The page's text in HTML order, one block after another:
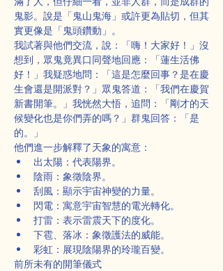
鬼影。說是「鬼山鬼海」或許更為貼切，但其
實更像是「鬼頭鑽動」。
我試著與他們交流，說：「嗨！大家好！」沒
想到，眾鬼竟異口同聲地回應：「蓮生活佛
好！」我疑惑地問：「這是怎麼回事？是在慶
生會還是開派對？」眾鬼答道：「我們在慶賀
新書開筆。」我恍然大悟，追問：「剛才的天
候變化也是你們弄的嗎？」群鬼回答：「是
的。」
他們進一步解釋了天象的寓意：
出太陽：代表陽界。
陰雨：象徵陰界。
刮風：顯示宇宙神變的力量。
閃電：寓意宇宙智慧的電光轉化。
打雷：表示雷震天下的度化。
下雹、落冰：象徵護法的威能。
彩虹：展現陰陽界的玲瓏百變。
前所未有的開筆儀式